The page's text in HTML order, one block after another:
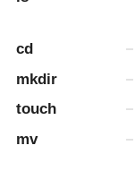
cd
mkdir
touch
mv